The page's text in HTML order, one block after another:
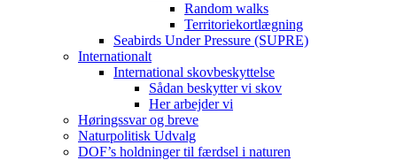
Random walks
Territoriekortlægning
Seabirds Under Pressure (SUPRE)
Internationalt
International skovbeskyttelse
Sådan beskytter vi skov
Her arbejder vi
Høringssvar og breve
Naturpolitisk Udvalg
DOF’s holdninger til færdsel i naturen